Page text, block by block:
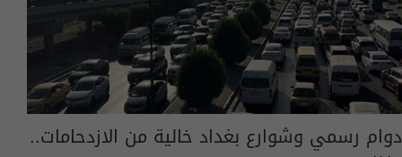
دوام رسمي وشوارع بغداد خالية من الازدحامات..